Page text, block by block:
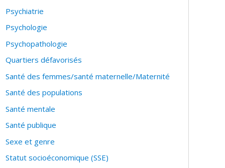
Psychiatrie
Psychologie
Psychopathologie
Quartiers défavorisés
Santé des femmes/santé maternelle/Maternité
Santé des populations
Santé mentale
Santé publique
Sexe et genre
Statut socioéconomique (SSE)